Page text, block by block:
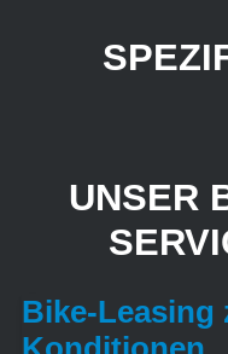
UNSER
Bike-Leasing